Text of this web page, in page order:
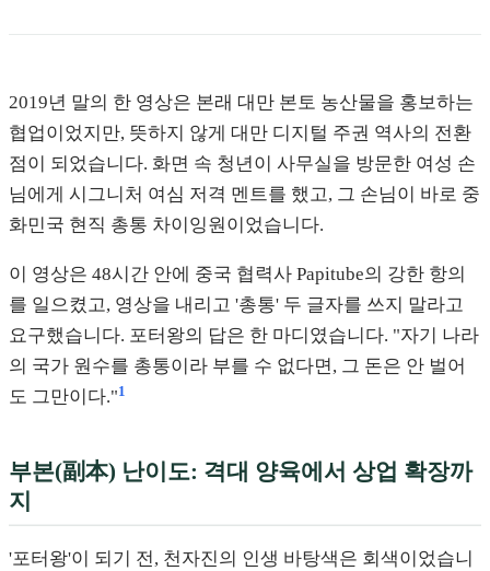
2019년 말의 한 영상은 본래 대만 본토 농산물을 홍보하는
협업이었지만, 뜻하지 않게 대만 디지털 주권 역사의 전환
점이 되었습니다. 화면 속 청년이 사무실을 방문한 여성 손
님에게 시그니처 여심 저격 멘트를 했고, 그 손님이 바로 중
화민국 현직 총통 차이잉원이었습니다.
이 영상은 48시간 안에 중국 협력사 Papitube의 강한 항의
를 일으켰고, 영상을 내리고 '총통' 두 글자를 쓰지 말라고
요구했습니다. 포터왕의 답은 한 마디였습니다. "자기 나라
의 국가 원수를 총통이라 부를 수 없다면, 그 돈은 안 벌어
도 그만이다."1
부본(副本) 난이도: 격대 양육에서 상업 확장까
지
'포터왕'이 되기 전, 천자진의 인생 바탕색은 회색이었습니